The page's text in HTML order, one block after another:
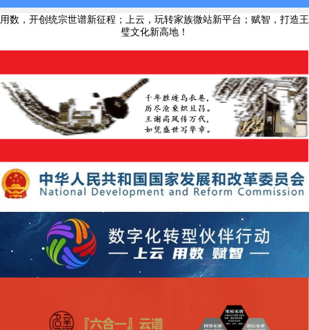
用数，开创统宗世谱新征程；上云，玩转家族微站新平台；赋智，打造王
璧文化新高地！